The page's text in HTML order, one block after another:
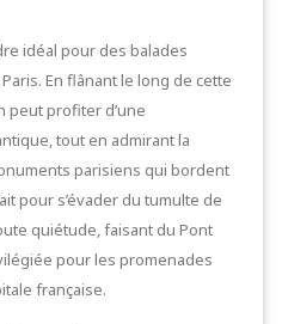
idéal pour des balades
En flânant le long de cette
peut profiter d’une
tout en admirant la
parisiens qui bordent
pour s’évader du tumulte de
quiétude, faisant du Pont
pour les promenades
française.